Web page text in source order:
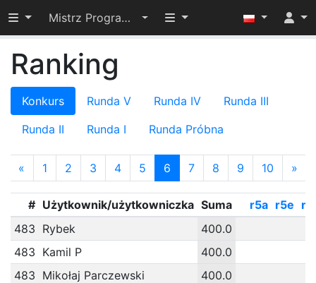
Przełącz widoczność menu
Mistrz Programowania 2023 Przełącz widoczność menu
Ranking
Konkurs Runda V Runda IV
Runda III
Runda II
Runda I Runda Próbna
« 1 2 3 4 5 6 7 8 9 10 »
# Użytkownik/użytkowniczka Suma r5a r5e
483 Rybek
400.0
483 Kamil P
400.0
483 Mikołaj Parczewski
400.0